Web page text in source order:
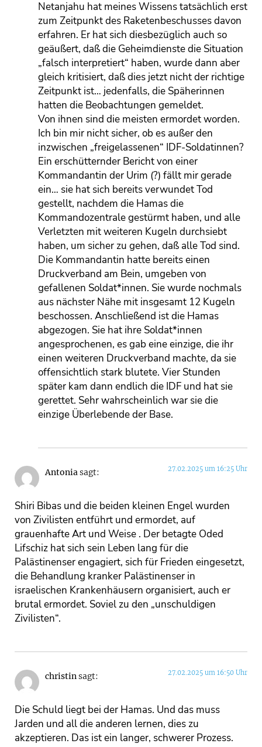
Netanjahu hat meines Wissens tatsächlich erst
zum Zeitpunkt des Raketenbeschusses davon
erfahren. Er hat sich diesbezüglich auch so
geäußert, daß die Geheimdienste die Situation
„falsch interpretiert“ haben, wurde dann aber
gleich kritisiert, daß dies jetzt nicht der richtige
Zeitpunkt ist… jedenfalls, die Späherinnen
hatten die Beobachtungen gemeldet.
Von ihnen sind die meisten ermordet worden.
Ich bin mir nicht sicher, ob es außer den
inzwischen „freigelassenen“ IDF-Soldatinnen?
Ein erschütternder Bericht von einer
Kommandantin der Urim (?) fällt mir gerade
ein… sie hat sich bereits verwundet Tod
gestellt, nachdem die Hamas die
Kommandozentrale gestürmt haben, und alle
Verletzten mit weiteren Kugeln durchsiebt
haben, um sicher zu gehen, daß alle Tod sind.
Die Kommandantin hatte bereits einen
Druckverband am Bein, umgeben von
gefallenen Soldat*innen. Sie wurde nochmals
aus nächster Nähe mit insgesamt 12 Kugeln
beschossen. Anschließend ist die Hamas
abgezogen. Sie hat ihre Soldat*innen
angesprochenen, es gab eine einzige, die ihr
einen weiteren Druckverband machte, da sie
offensichtlich stark blutete. Vier Stunden
später kam dann endlich die IDF und hat sie
gerettet. Sehr wahrscheinlich war sie die
einzige Überlebende der Base.
Antoniasagt: 27.02.2025 um 16:25 Uhr
Shiri Bibas und die beiden kleinen Engel wurden
von Zivilisten entführt und ermordet, auf
grauenhafte Art und Weise . Der betagte Oded
Lifschiz hat sich sein Leben lang für die
Palästinenser engagiert, sich für Frieden eingesetzt,
die Behandlung kranker Palästinenser in
israelischen Krankenhäusern organisiert, auch er
brutal ermordet. Soviel zu den „unschuldigen
Zivilisten“.
christinsagt: 27.02.2025 um 16:50 Uhr
Die Schuld liegt bei der Hamas. Und das muss
Jarden und all die anderen lernen, dies zu
akzeptieren. Das ist ein langer, schwerer Prozess.